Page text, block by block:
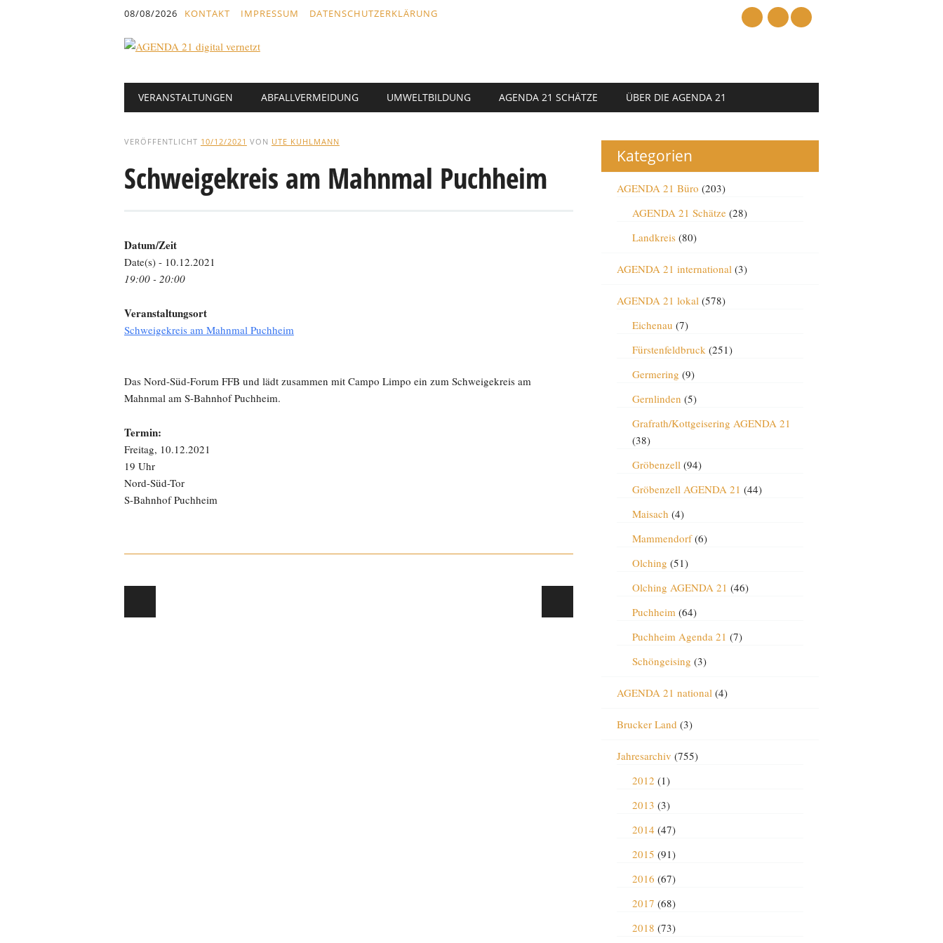
08/08/2026 KONTAKT IMPRESSUM DATENSCHUTZERKLÄRUNG
Hauptmenü
Abbrechen
Text
VERANSTALTUNGEN ABFALLVERMEIDUNG UMWELTBILDUNG AGENDA 21 SCHÄTZE ÜBER DIE AGENDA 21
VERÖFFENTLICHT 10/12/2021 VON UTE KUHLMANN
Schweigekreis am Mahnmal Puchheim
Datum/Zeit
Date(s) - 10.12.2021
19:00 - 20:00
Veranstaltungsort
Schweigekreis am Mahnmal Puchheim
Das Nord-Süd-Forum FFB und lädt zusammen mit Campo Limpo ein zum Schweigekreis am
Mahnmal am S-Bahnhof Puchheim.
Termin:
Freitag, 10.12.2021
19 Uhr
Nord-Süd-Tor
S-Bahnhof Puchheim
Post navigation
Kategorien
AGENDA 21 Büro (203)
AGENDA 21 Schätze(28)
Landkreis(80)
AGENDA 21 international(3)
AGENDA 21 lokal(578)
Eichenau (7)
Fürstenfeldbruck(251)
Germering (9)
Gernlinden (5)
Grafrath/Kottgeisering AGENDA 21
(38)
Gröbenzell(94)
Gröbenzell AGENDA 21 (44)
Maisach (4)
Mammendorf(6)
Olching (51)
Olching AGENDA 21 (46)
Puchheim(64)
Puchheim Agenda 21 (7)
Schöngeising (3)
AGENDA 21 national(4)
Brucker Land (3)
Jahresarchiv (755)
2012 (1)
2013 (3)
2014 (47)
2015 (91)
2016 (67)
2017 (68)
2018 (73)